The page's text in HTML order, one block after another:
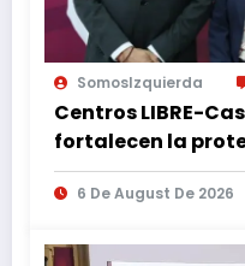
SomosIzquierda
Centros LIBRE-
fortalecen la
reducen
6 De August De 2026